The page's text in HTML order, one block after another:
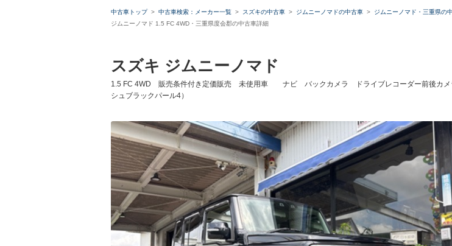
中古車トップ 中古車検索：メーカー一覧 スズキの中古車 ジムニーノマドの中古車 ジムニーノマド・三重県の
ジムニーノマド 1.5 FC 4WD・三重県度会郡の中古車詳細
スズキ ジムニーノマド
1.5 FC 4WD 販売条件付き定価販売 未使用車 ナビ バックカメラ ドライブレコーダー前後カ
シュブラックパール4）